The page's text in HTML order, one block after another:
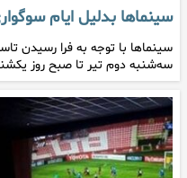
سینماها بدلیل ایام
سه‌شنبه دوم تیر تا صبح روز